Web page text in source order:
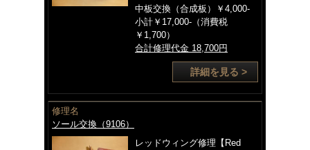
中板交換（合成板）￥4,000-
小計￥17,000-（消費税
￥1,700）
合計修理代金 18,700円
詳細を見る >
修理名
ソール交換（9106）
レッドウィング修理【Red